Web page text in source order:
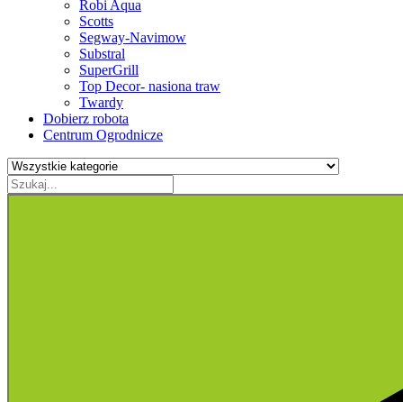
Robi Aqua
Scotts
Segway-Navimow
Substral
SuperGrill
Top Decor- nasiona traw
Twardy
Dobierz robota
Centrum Ogrodnicze